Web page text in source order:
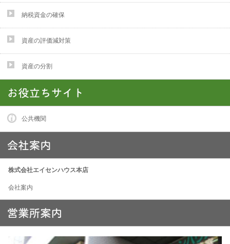
納税資金の確保
資産の評価減対策
資産の分割
公共機関
株式会社エイセンハウス本店
会社案内